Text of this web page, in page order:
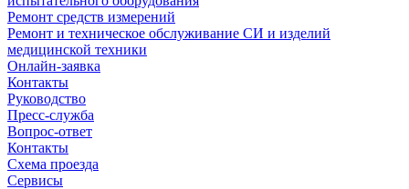
Ремонт средств измерений
Ремонт и техническое обслуживание СИ и изделий
медицинской техники
Онлайн-заявка
Контакты
Руководство
Пресс-служба
Вопрос-ответ
Контакты
Схема проезда
Сервисы